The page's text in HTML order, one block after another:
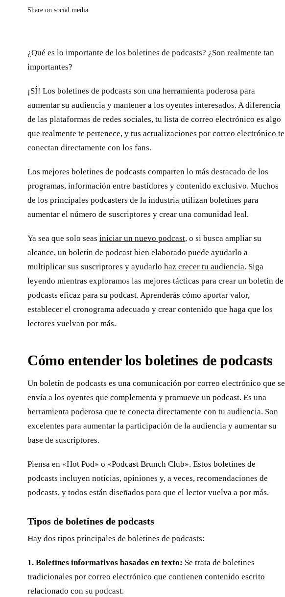
Share on social media
¿Qué es lo importante de los boletines de podcasts? ¿Son realmente tan
importantes?
¡SÍ! Los boletines de podcasts son una herramienta poderosa para
aumentar su audiencia y mantener a los oyentes interesados. A diferencia
de las plataformas de redes sociales, tu lista de correo electrónico es algo
que realmente te pertenece, y tus actualizaciones por correo electrónico te
conectan directamente con los fans.
Los mejores boletines de podcasts comparten lo más destacado de los
programas, información entre bastidores y contenido exclusivo. Muchos
de los principales podcasters de la industria utilizan boletines para
aumentar el número de suscriptores y crear una comunidad leal.
Ya sea que solo seas iniciar un nuevo podcast, o si busca ampliar su
alcance, un boletín de podcast bien elaborado puede ayudarlo a
multiplicar sus suscriptores y ayudarlo haz crecer tu audiencia. Siga
leyendo mientras exploramos las mejores tácticas para crear un boletín de
podcasts eficaz para su podcast. Aprenderás cómo aportar valor,
establecer el cronograma adecuado y crear contenido que haga que los
lectores vuelvan por más.
Cómo entender los boletines de podcasts
Un boletín de podcasts es una comunicación por correo electrónico que se
envía a los oyentes que complementa y promueve un podcast. Es una
herramienta poderosa que te conecta directamente con tu audiencia. Son
excelentes para aumentar la participación de la audiencia y aumentar su
base de suscriptores.
Piensa en «Hot Pod» o «Podcast Brunch Club». Estos boletines de
podcasts incluyen noticias, opiniones y, a veces, recomendaciones de
podcasts, y todos están diseñados para que el lector vuelva a por más.
Tipos de boletines de podcasts
Hay dos tipos principales de boletines de podcasts:
1. Boletines informativos basados en texto: Se trata de boletines
tradicionales por correo electrónico que contienen contenido escrito
relacionado con su podcast.